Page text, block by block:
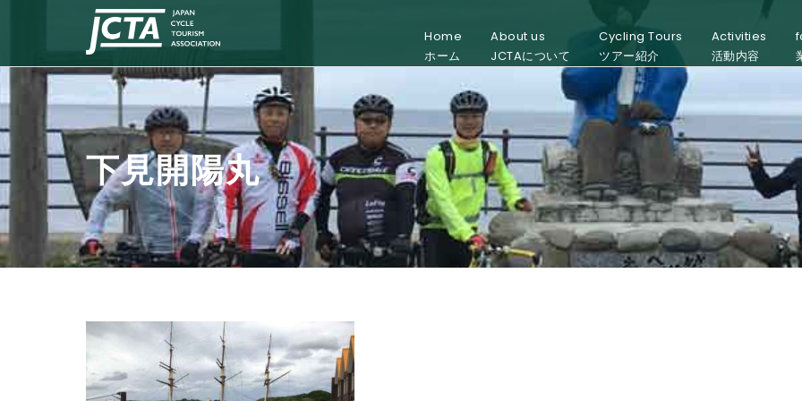
Home
ホーム
About us
JCTAについて
Cycling Tours
ツアー紹介
Activities
活動内容
下見開陽丸